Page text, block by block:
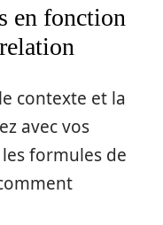
en fonction
contexte et la
avec vos
formules de